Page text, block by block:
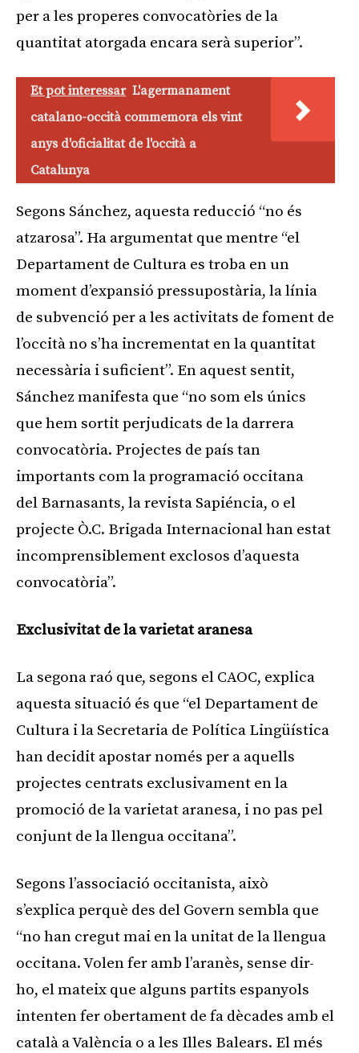
per a les properes convocatòries de la
quantitat atorgada encara serà superior”.
Et pot interessar L'agermanament
catalano-occità commemora els vint
anys d'oficialitat de l'occità a
Catalunya
Segons Sánchez, aquesta reducció “no és
atzarosa”. Ha argumentat que mentre “el
Departament de Cultura es troba en un
moment d’expansió pressupostària, la línia
de subvenció per a les activitats de foment de
l’occità no s’ha incrementat en la quantitat
necessària i suficient”. En aquest sentit,
Sánchez manifesta que “no som els únics
que hem sortit perjudicats de la darrera
convocatòria. Projectes de país tan
importants com la programació occitana
del Barnasants, la revista Sapiéncia, o el
projecte Ò.C. Brigada Internacional han estat
incomprensiblement exclosos d’aquesta
convocatòria”.
Exclusivitat de la varietat aranesa
La segona raó que, segons el CAOC, explica
aquesta situació és que “el Departament de
Cultura i la Secretaria de Política Lingüística
han decidit apostar només per a aquells
projectes centrats exclusivament en la
promoció de la varietat aranesa, i no pas pel
conjunt de la llengua occitana”.
Segons l’associació occitanista, això
s’explica perquè des del Govern sembla que
“no han cregut mai en la unitat de la llengua
occitana. Volen fer amb l’aranès, sense dir-
ho, el mateix que alguns partits espanyols
intenten fer obertament de fa dècades amb el
català a València o a les Illes Balears. El més